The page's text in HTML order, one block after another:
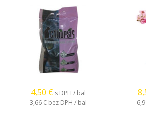
4,50 € s DPH / bal
3,66 € bez DPH / bal